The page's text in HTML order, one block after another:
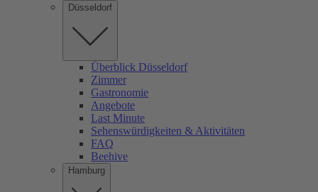
Düsseldorf
Überblick Düsseldorf
Zimmer
Gastronomie
Angebote
Last Minute
Sehenswürdigkeiten & Aktivitäten
FAQ
Beehive
Hamburg